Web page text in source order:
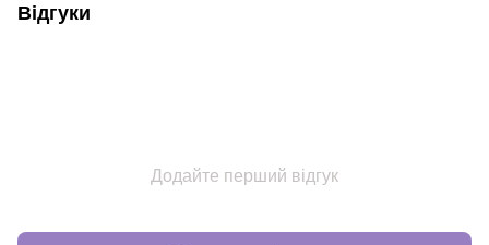
Відгуки
Додайте перший відгук